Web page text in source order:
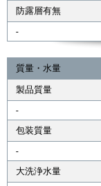
防露層有無
-
質量・水量
製品質量
-
包装質量
-
大洗浄水量